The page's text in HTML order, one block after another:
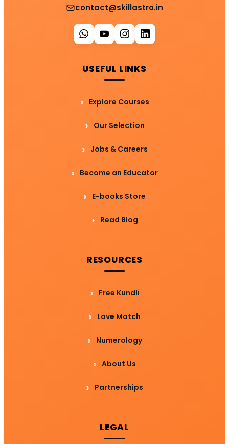
contact@skillastro.in
USEFUL LINKS
Explore Courses
Our Selection
Jobs & Careers
Become an Educator
E-books Store
Read Blog
RESOURCES
Free Kundli
Love Match
Numerology
About Us
Partnerships
LEGAL